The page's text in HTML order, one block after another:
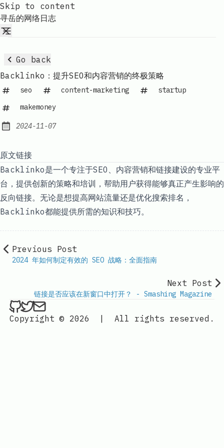
Skip to content
寻岳的网络日志
Go back
Backlinko：提升SEO和内容营销的终极策略
seo content-marketing
startup
makemoney
Published:
2024-11-07
原文链接
Backlinko是一个专注于SEO、内容营销和链接建设的专业平
台，提供创新的策略和培训，帮助用户获得能够真正产生影响的
反向链接。无论是想提高网站流量还是优化搜索排名，
Backlinko都能提供所需的知识和技巧。
Previous Post
2024 年如何制定有效的 SEO 战略：全面指南
Next Post
链接是否应该在新窗口中打开？ - Smashing Magazine
ethan4768 on Github
ethan4768 on Twitter
Send an email to
Copyright © 2026
| All rights reserved.